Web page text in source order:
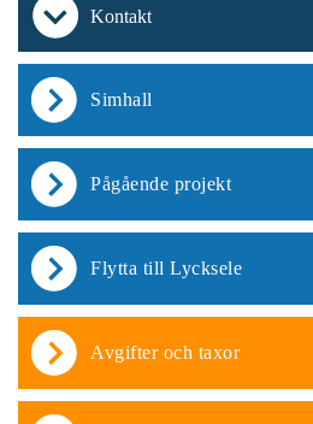
Kontakt
Simhall
Pågående projekt
Flytta till Lycksele
Avgifter och taxor